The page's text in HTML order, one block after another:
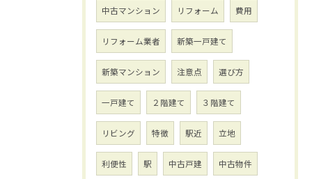
中古マンション リフォーム 費用
リフォーム業者 新築一戸建て
新築マンション 注意点 選び方
一戸建て ２階建て ３階建て
リビング 特徴 駅近 立地
利便性 駅 中古戸建 中古物件